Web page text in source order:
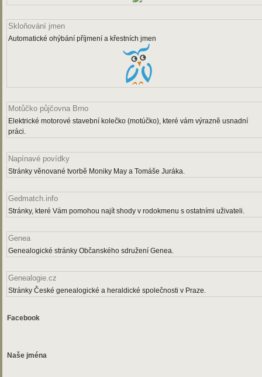
Skloňování jmen
Automatické ohýbání příjmení a křestních jmen
Motůčko půjčovna Brno
Elektrické motorové stavební kolečko (motúčko), které vám výrazně usnadní
práci.
Napínavé povídky
Stránky věnované tvorbě Moniky May a Tomáše Juráka.
Gedmatch.info
Stránky, které Vám pomohou najít shody v rodokmenu s ostatními uživateli.
Genea
Genealogické stránky Občanského sdružení Genea.
Genealogie.cz
Stránky České genealogické a heraldické společnosti v Praze.
Facebook
Naše jména